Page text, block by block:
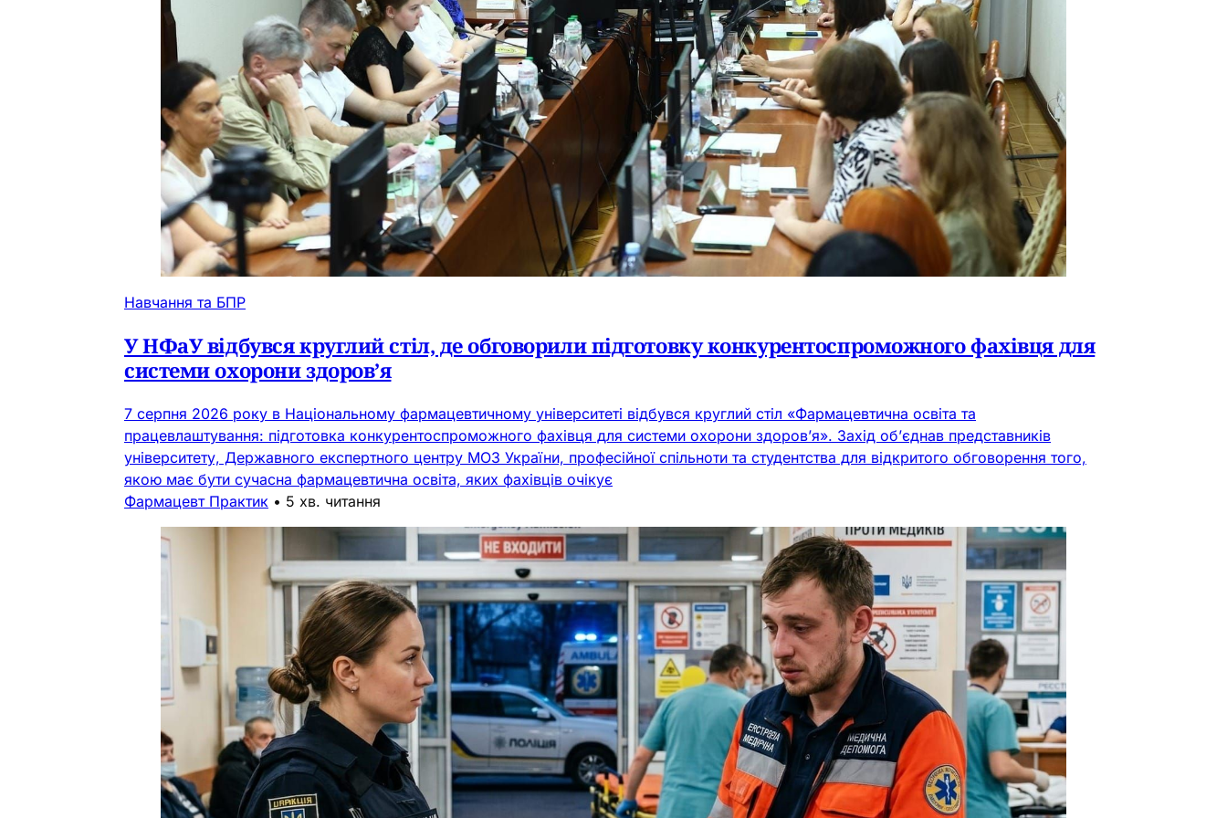
Навчання та БПР
У НФаУ відбувся круглий стіл, де обговорили підготовку конкурентоспроможного фахівця для
системи охорони здоров’я
7 серпня 2026 року в Національному фармацевтичному університеті відбувся круглий стіл «Фармацевтична освіта та
працевлаштування: підготовка конкурентоспроможного фахівця для системи охорони здоров’я». Захід об’єднав представників
університету, Державного експертного центру МОЗ України, професійної спільноти та студентства для відкритого обговорення того,
якою має бути сучасна фармацевтична освіта, яких фахівців очікує
Фармацевт Практик • 5 хв. читання